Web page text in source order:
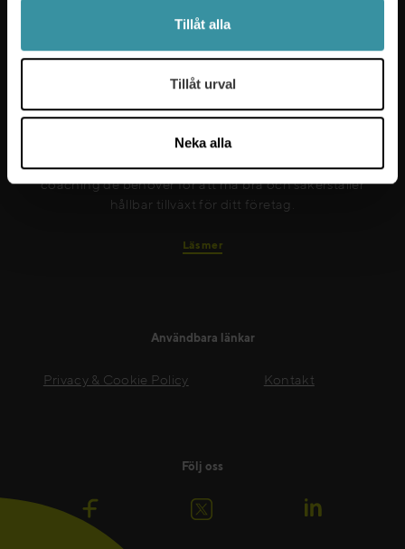
Tillåt alla
Tillåt urval
Neka alla
Mercuri International är experterna på sälj- och
ledarskapsutbildning som hjälper företag i över 50
våra kunders specifika behov och våra experter ser
till att nya färdigheter implementeras på ett effektivt
sätt. Vi ger dina medarbetare det stöd och den
coaching de behöver för att må bra och säkerställer
hållbar tillväxt för ditt företag.
Läs mer
Användbara länkar
Privacy & Cookie Policy Kontakt
Följ oss